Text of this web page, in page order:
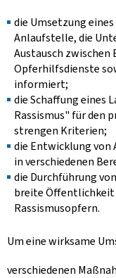
die Umsetzung
Anlaufstelle, die
Austausch
Opferhilfsdienste
informiert;
die Schaffung eines
Rassismus" für den
strengen Kriterien;
die Entwicklung von
in verschiedenen
die Durchführung
breite
Rassismusopfern.
Um eine wirksame
verschiedenen